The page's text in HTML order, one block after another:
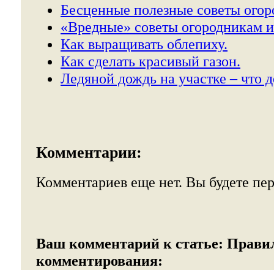
Бесценные полезные советы
«Вредные» советы огородникам
Как выращивать облепиху.
Как сделать красивый газон.
Ледяной дождь на участке – что
Комментарии:
Комментариев еще нет. Вы будете
Ваш комментарий к статье:
комментирования: